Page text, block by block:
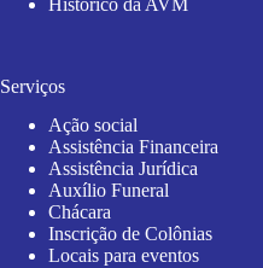
Serviços
Ação social
Assistência Financeira
Assistência Jurídica
Auxílio Funeral
Chácara
Inscrição de Colônias
Locais para eventos